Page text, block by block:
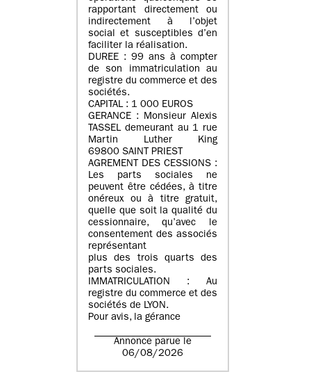
rapportant directement ou
indirectement à l’objet
social et susceptibles d’en
faciliter la réalisation.
DUREE : 99 ans à compter
de son immatriculation au
registre du commerce et des
sociétés.
CAPITAL : 1 000 EUROS
GERANCE : Monsieur Alexis
TASSEL demeurant au 1 rue
Martin Luther King
69800 SAINT PRIEST
AGREMENT DES CESSIONS :
Les parts sociales ne
peuvent être cédées, à titre
onéreux ou à titre gratuit,
quelle que soit la qualité du
cessionnaire, qu’avec le
consentement des associés
représentant
plus des trois quarts des
parts sociales.
IMMATRICULATION : Au
registre du commerce et des
sociétés de LYON.
Pour avis, la gérance
Annonce parue le
06/08/2026